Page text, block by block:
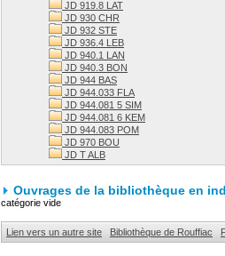
JD 919.8 LAT
JD 930 CHR
JD 932 STE
JD 936.4 LEB
JD 940.1 LAN
JD 940.3 BON
JD 944 BAS
JD 944.033 FLA
JD 944.081 5 SIM
JD 944.081 6 KEM
JD 944.083 POM
JD 970 BOU
JD T ALB
Ouvrages de la bibliothèque en
catégorie vide
Lien vers un autre site Bibliothèque de Rouffiac